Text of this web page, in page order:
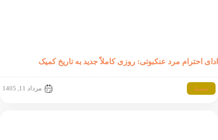
احترام مرد عنکبوتی: روزی کاملاً جدید به تاریخ کمیک
مرداد 11, 1405